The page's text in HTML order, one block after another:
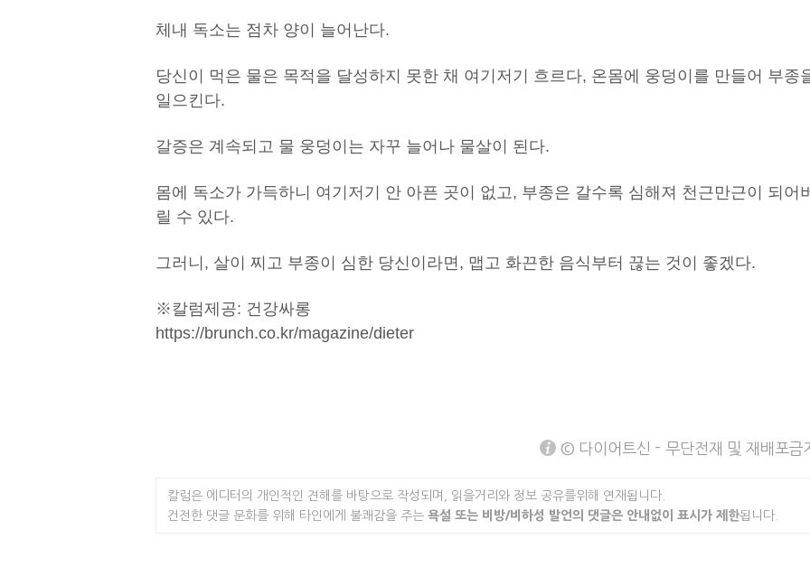
체내 독소는 점차 양이 늘어난다.
당신이 먹은 물은 목적을 달성하지 못한 채 여기저기 흐르다, 온몸에 웅덩이를 만들어 부종
일으킨다.
갈증은 계속되고 물 웅덩이는 자꾸 늘어나 물살이 된다.
몸에 독소가 가득하니 여기저기 안 아픈 곳이 없고, 부종은 갈수록 심해져 천근만근이 되어
릴 수 있다.
그러니, 살이 찌고 부종이 심한 당신이라면, 맵고 화끈한 음식부터 끊는 것이 좋겠다.
※칼럼제공: 건강싸롱
https://brunch.co.kr/magazine/dieter
© 다이어트신 - 무단전재 및 재배포금
칼럼은 에디터의 개인적인 견해를 바탕으로 작성되며, 읽을거리와 정보 공유를위해 연재됩니다.
건전한 댓글 문화를 위해 타인에게 불쾌감을 주는 욕설 또는 비방/비하성 발언의 댓글은 안내없이 표시가 제한됩니다.